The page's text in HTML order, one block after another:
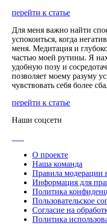
перейти к статье
Для меня важно найти
успокоиться, когда
меня. Медитация и
частью моей рутины. Я
удобную позу и
позволяет моему разуму
чувствовать себя более
перейти к статье
Наши соцсети
О проекте
Наша команда
Правила модерации
Информация для
Политика
Пользовательское
Согласие на
Политика